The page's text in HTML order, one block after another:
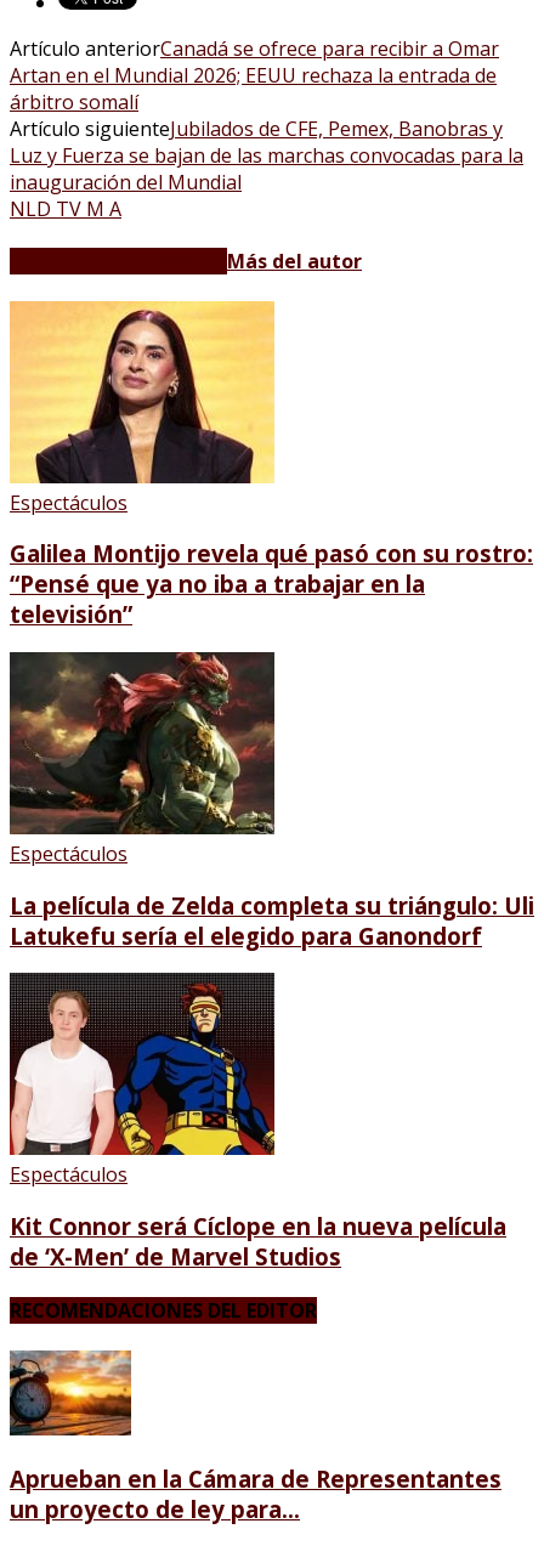
Artículo anteriorCanadá se ofrece para recibir a Omar
Artan en el Mundial 2026; EEUU rechaza la entrada de
árbitro somalí
Artículo siguienteJubilados de CFE, Pemex, Banobras y
Luz y Fuerza se bajan de las marchas convocadas para la
inauguración del Mundial
NLD TV M A
Más del autor
Espectáculos
Galilea Montijo revela qué pasó con su rostro:
“Pensé que ya no iba a trabajar en la
televisión”
Espectáculos
La película de Zelda completa su triángulo: Uli
Latukefu sería el elegido para Ganondorf
Espectáculos
Kit Connor será Cíclope en la nueva película
de ‘X-Men’ de Marvel Studios
RECOMENDACIONES DEL EDITOR
Aprueban en la Cámara de Representantes
un proyecto de ley para...